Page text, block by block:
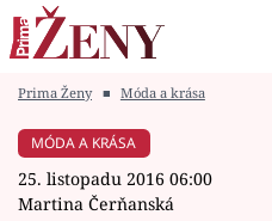
Módní alarm
Prima Ženy ■ Móda a krása
MÓDA A KRÁSA
25. listopadu 2016 06:00
Martina Čerňanská